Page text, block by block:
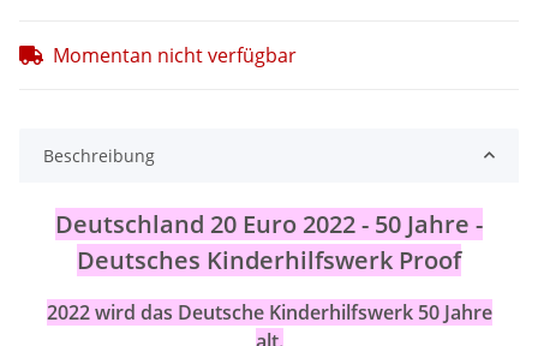
Momentan nicht verfügbar
Beschreibung
Deutschland 20 Euro 2022 - 50 Jahre -
Deutsches Kinderhilfswerk Proof
2022 wird das Deutsche Kinderhilfswerk 50 Jahre